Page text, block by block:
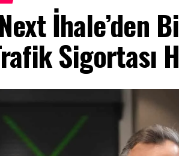
İhale’den
Sigortası